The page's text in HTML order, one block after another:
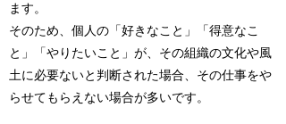
ます。
そのため、個人の「好きなこと」「得意なこ
と」「やりたいこと」が、その組織の文化や風
土に必要ないと判断された場合、その仕事をや
らせてもらえない場合が多いです。